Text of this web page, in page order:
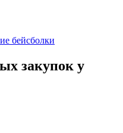
бейсболки
закупок у